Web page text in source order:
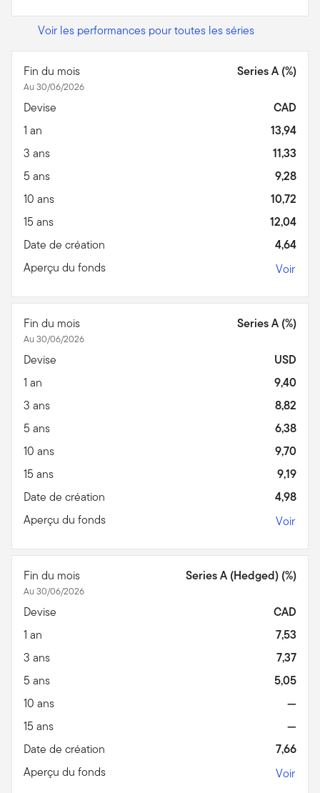
Voir les performances pour toutes les séries
Fin du mois
Au 30/06/2026
Series A (%)
Devise
CAD
1 an
13,94
3 ans
11,33
5 ans
9,28
10 ans
10,72
15 ans
12,04
Date de création
4,64
Aperçu du fonds
Voir
Fin du mois
Au 30/06/2026
Series A (%)
Devise
USD
1 an
9,40
3 ans
8,82
5 ans
6,38
10 ans
9,70
15 ans
9,19
Date de création
4,98
Aperçu du fonds
Voir
Fin du mois
Au 30/06/2026
Series A (Hedged) (%)
Devise
CAD
1 an
7,53
3 ans
7,37
5 ans
5,05
10 ans
—
15 ans
—
Date de création
7,66
Aperçu du fonds
Voir